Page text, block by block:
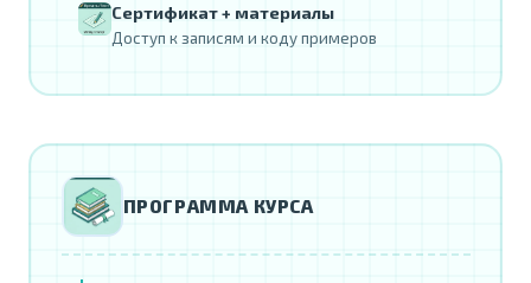
Сертификат + материалы
Доступ к записям и коду примеров
ПРОГРАММА КУРСА